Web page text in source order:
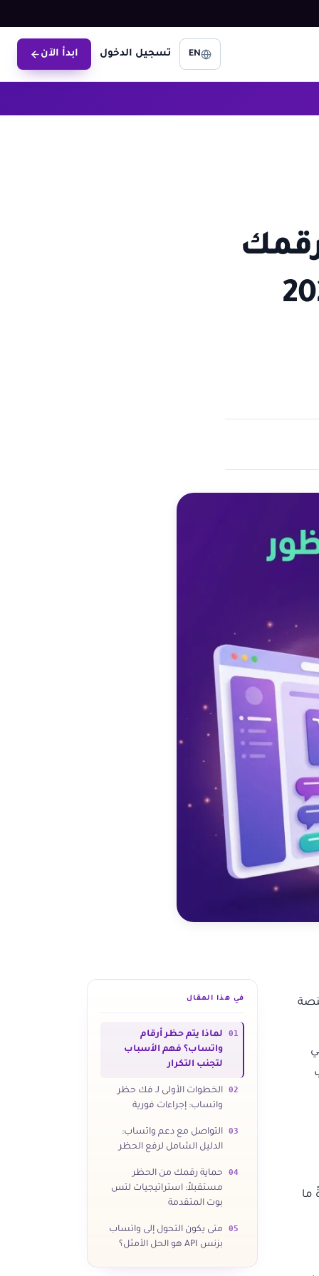
EN تسجيل الدخول ابدأ الآن
في هذا المقال
01
لماذا يتم حظر أرقام
واتساب؟ فهم الأسباب
لتجنب التكرار
02
الخطوات الأولى لـ فك حظر
واتساب: إجراءات فورية
03
التواصل مع دعم واتساب:
الدليل الشامل لرفع الحظر
04
حماية رقمك من الحظر
مستقبلاً: استراتيجيات لتس
بوت المتقدمة
05
متى يكون التحول إلى واتساب
بزنس API هو الحل الأمثل؟
ما